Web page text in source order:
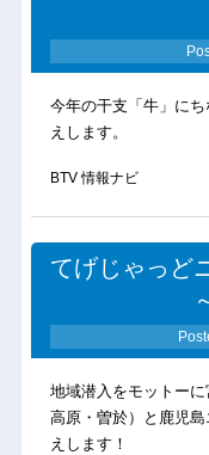
今年の干支「牛」に
えします。
BTV 情報ナビ
てげじゃっど
地域潜入をモットー
高原・曽於）と鹿児
えします！